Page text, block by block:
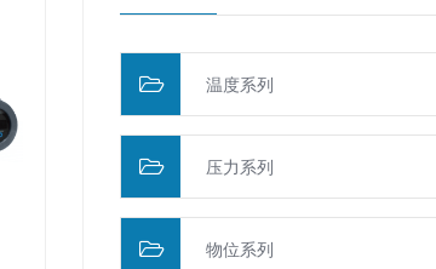
温度系列
压力系列
物位系列